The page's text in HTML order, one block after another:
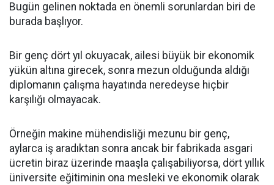
Bugün gelinen noktada en önemli sorunlardan biri de
burada başlıyor.
Bir genç dört yıl okuyacak, ailesi büyük bir ekonomik
yükün altına girecek, sonra mezun olduğunda aldığı
diplomanın çalışma hayatında neredeyse hiçbir
karşılığı olmayacak.
Örneğin makine mühendisliği mezunu bir genç,
aylarca iş aradıktan sonra ancak bir fabrikada asgari
ücretin biraz üzerinde maaşla çalışabiliyorsa, dört yıllık
üniversite eğitiminin ona mesleki ve ekonomik olarak